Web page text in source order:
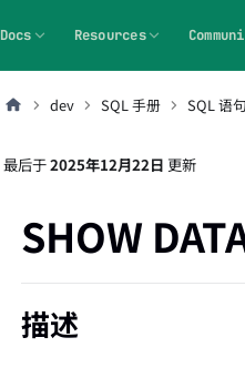
Docs Resources
dev SQL 手册 SQL 语句
最后于2025年12月22日 更新
SHOW
描述